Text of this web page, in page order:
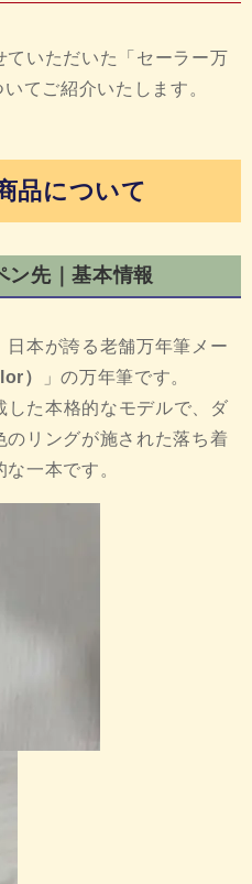
いただいた「セーラー万
てご紹介いたします。
品について
ン先｜基本情報
本が誇る老舗万年筆メー
）
」の万年筆です。
した本格的なモデルで、ダ
のリングが施された落ち着
一本です。